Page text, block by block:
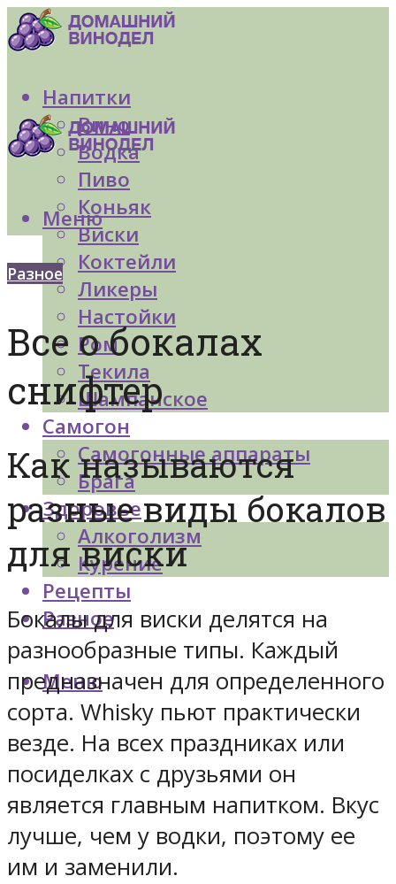
Напитки
Вино
Водка
Пиво
Коньяк
Виски
Коктейли
Ликеры
Настойки
Ром
Текила
Шампанское
Самогон
Самогонные аппараты
Брага
Здоровье
Алкоголизм
Курение
Рецепты
Разное
Меню
Меню
Разное
Все о бокалах
снифтер
Как называются
разные виды бокалов
для виски
Бокалы для виски делятся на
разнообразные типы. Каждый
предназначен для определенного
сорта. Whisky пьют практически
везде. На всех праздниках или
посиделках с друзьями он
является главным напитком. Вкус
лучше, чем у водки, поэтому ее
им и заменили.